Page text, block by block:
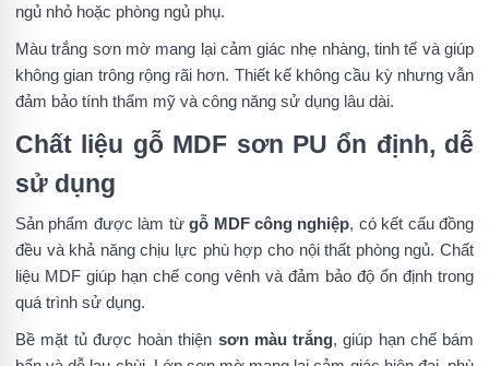
ngủ nhỏ hoặc phòng ngủ phụ.
Màu trắng sơn mờ mang lại cảm giác nhẹ nhàng, tinh tế và giúp
không gian trông rộng rãi hơn. Thiết kế không cầu kỳ nhưng vẫn
đảm bảo tính thẩm mỹ và công năng sử dụng lâu dài.
Chất liệu gỗ MDF sơn PU ổn định, dễ
sử dụng
Sản phẩm được làm từgỗ MDF công nghiệp, có kết cấu đồng
đều và khả năng chịu lực phù hợp cho nội thất phòng ngủ. Chất
liệu MDF giúp hạn chế cong vênh và đảm bảo độ ổn định trong
quá trình sử dụng.
Bề mặt tủ được hoàn thiện sơn màu trắng, giúp hạn chế bám